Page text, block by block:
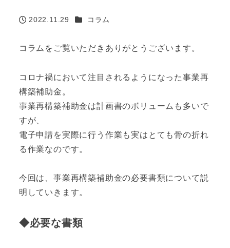
投稿日
2022.11.29 カテゴリー
コラム
コラムをご覧いただきありがとうございます。
コロナ禍において注目されるようになった事業再
構築補助金。
事業再構築補助金は計画書のボリュームも多いで
すが、
電子申請を実際に行う作業も実はとても骨の折れ
る作業なのです。
今回は、事業再構築補助金の必要書類について説
明していきます。
◆必要な書類